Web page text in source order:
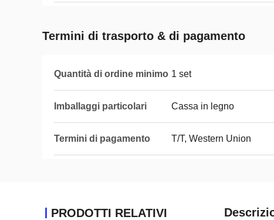
Termini di trasporto & di pagamento
Quantità di ordine minimo 1 set
Imballaggi particolari Cassa in legno
Termini di pagamento T/T, Western Union
PRODOTTI RELATIVI